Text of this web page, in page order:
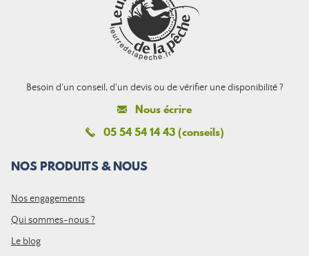
Besoin d'un conseil, d'un devis ou de vérifier une disponibilité ?
Nous écrire
05 54 54 14 43 (conseils)
NOS PRODUITS & NOUS
Nos engagements
Qui sommes-nous ?
Le blog